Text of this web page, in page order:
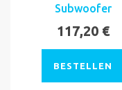
Subwoofer
117,20 €
BESTELLEN